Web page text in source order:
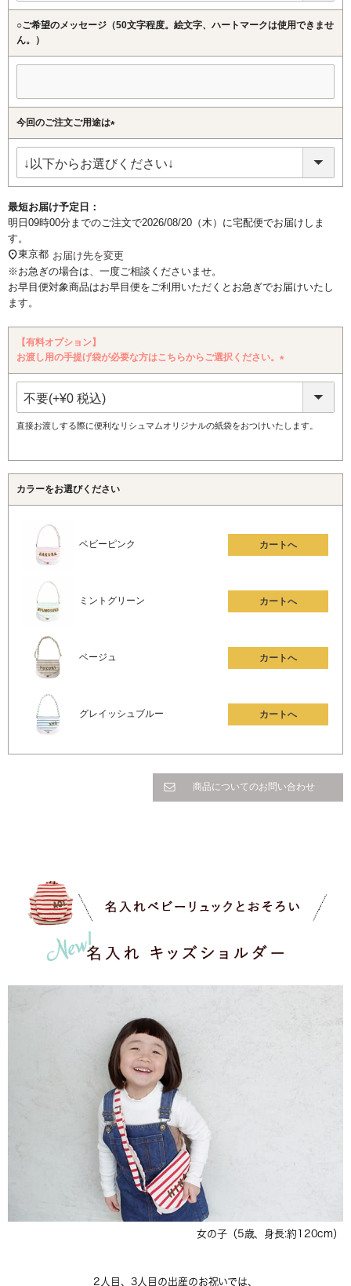
○ご希望のメッセージ（50文字程度。絵文字、ハートマークは使用できませ
ん。）
今回のご注文ご用途は
(必
須)
最短お届け予定日：
明日 09時00分までのご注文で2026/08/20（木） に宅配便でお届けしま
す。
東京都 お届け先を変更
※お急ぎの場合は、一度ご相談くださいませ。
お早目便対象商品はお早目便をご利用いただくとお急ぎでお届けいたし
ます。
【有料オプション】
お渡し用の手提げ袋が必要な方はこちらからご選択ください。
(必
直接お渡しする際に便利なリシュマムオリジナルの紙袋をおつけいたします。
カラーをお選びください
ベビーピンク カートへ
ミントグリーン カートへ
ベージュ カートへ
グレイッシュブルー カートへ
商品についてのお問い合わせ
女の子（5歳、身長:約120cm）
2人目、3人目の出産のお祝いでは、